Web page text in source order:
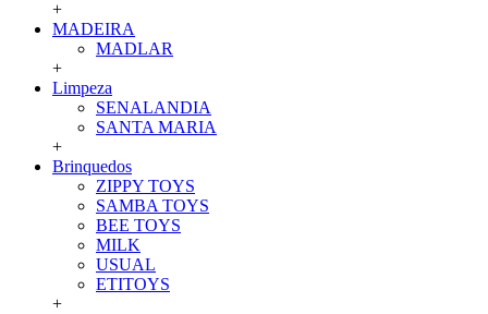
+
MADEIRA
MADLAR
+
Limpeza
SENALANDIA
SANTA MARIA
+
Brinquedos
ZIPPY TOYS
SAMBA TOYS
BEE TOYS
MILK
USUAL
ETITOYS
+